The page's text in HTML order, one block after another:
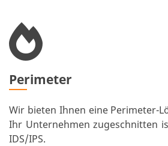
Perimeter
Wir bieten Ihnen eine Perimeter-
Ihr Unternehmen zugeschnitten
IDS/IPS.